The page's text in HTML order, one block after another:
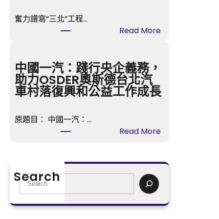
樣
心
網
奮力譜寫“三北”工程…
Read More:
“
三
工
新
中
中國一汽：踐行央企義務，
助力OSDER奧斯德台北汽
車村落復興和公益工作成長
原題目： 中國一汽：…
Read More:
一
踐
Search
S
e
a